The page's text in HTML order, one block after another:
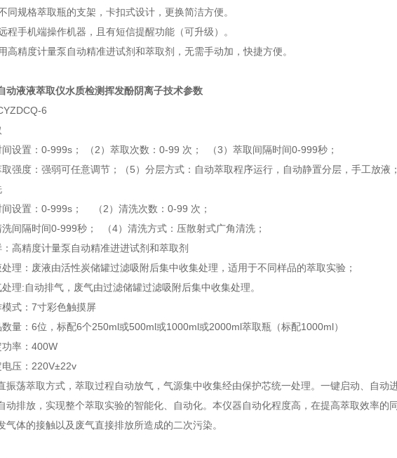
同规格萃取瓶的支架，卡扣式设计，更换简洁方便。
程手机端操作机器，且有短信提醒功能（可升级）
。
高精度计量泵自动精准进试剂和萃取剂 ，无需手动加，快捷方便。
动液液萃取仪水质检测挥发酚阴离子技术参数
ZDCQ-6
设置：0-999s； （2）萃取次数：0-99 次； （3）萃取间隔时间0-999秒；
强度：强弱可任意调节；（5）分层方式：自动萃取程序运行，自动静置分层，手工放液；
间设置：0-999s； （2）清洗次数：0-99 次；
间隔时间0-999秒； （4）清洗方式：压散射式广角清洗；
高精度计量泵自动精准进进试剂和萃取剂
理：废液由活性炭储罐过滤吸附后集中收集处理，适用于不同样品的萃取实验；
理:自动排气，废气由过滤储罐过滤吸附后集中收集处理。
式：7寸彩色触摸屏
量：6位，标配6个250ml或500ml或1000ml或2000ml萃取瓶（标配1000ml）
率： 400W
压：220V±22v
振荡萃取方式，萃取过程自动放气，气源集中收集经由保护芯统一处理。一键启动、自动
动排放，实现整个萃取实验的智能化、自动化。本仪器自动化程度高，在提高萃取效率的
气体的接触以及废气直接排放所造成的二次污染。